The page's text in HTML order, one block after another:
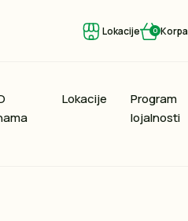
Lokacije 0 Korpa
Lokacije
Program
lojalnosti